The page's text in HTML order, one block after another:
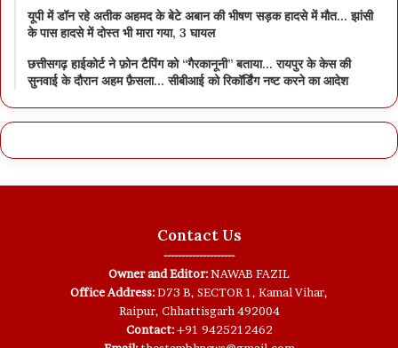
यूपी में डॉन रहे अतीक अहमद के बेटे अबान की भीषण सड़क हादसे में मौत… झांसी
के पास हादसे में दोस्त भी मारा गया, 3 घायल
छत्तीसगढ़ हाईकोर्ट ने फ़ोन टैपिंग को “गैरकानूनी” बताया… रायपुर के केस की
सुनवाई के दौरान अहम फ़ैसला… सीबीआई को रिकॉर्डिंग नष्ट करने का आदेश
Contact Us
--------------------
Owner and Editor:NAWAB FAZIL
Office Address:D73 B, SECTOR 1, Kamal Vihar,
Raipur, Chhattisgarh 492004
Contact:+91 9425212462